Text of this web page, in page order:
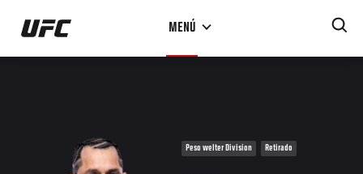
Pasar
contenido
MENÚ
Peso welter Division Retirado